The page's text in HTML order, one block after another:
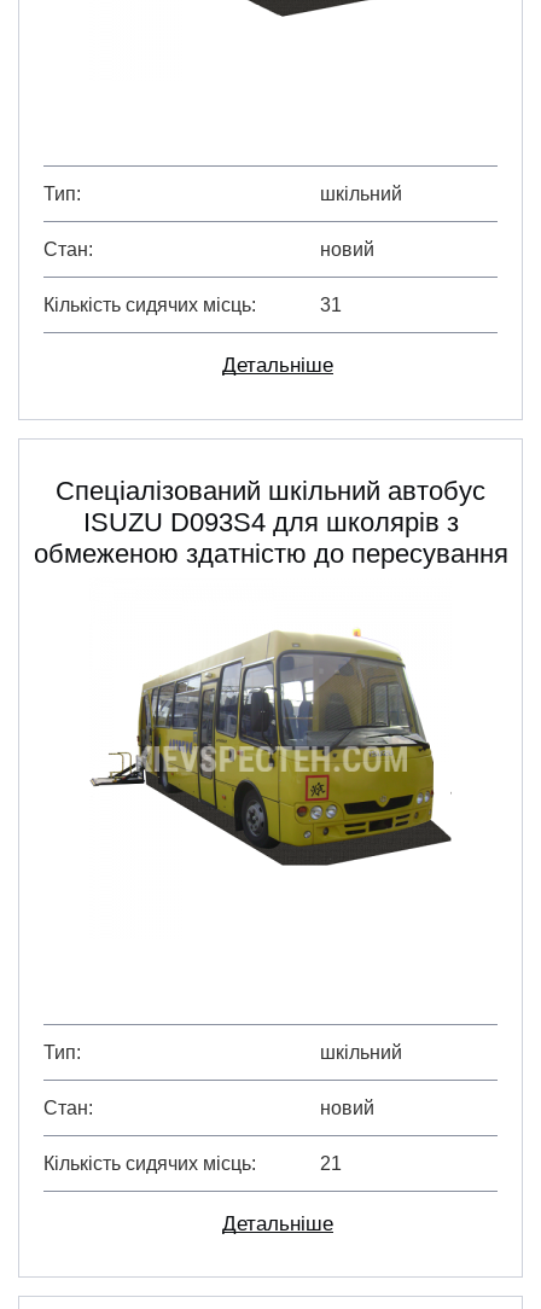
Тип шкільний
Стан новий
Кількість сидячих місць 31
Детальніше
Спеціалізований шкільний автобус
ISUZU D093S4 для школярів з
обмеженою здатністю до пересування
Тип шкільний
Стан новий
Кількість сидячих місць 21
Детальніше